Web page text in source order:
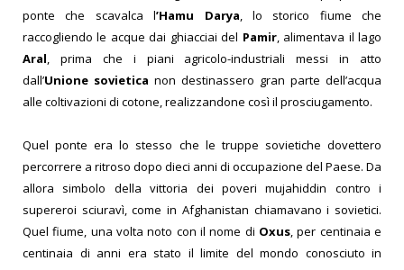
ponte che scavalca l’Hamu Darya, lo storico fiume che
raccogliendo le acque dai ghiacciai del Pamir, alimentava il lago
Aral, prima che i piani agricolo-industriali messi in atto
dall’Unione sovietica non destinassero gran parte dell’acqua
alle coltivazioni di cotone, realizzandone così il prosciugamento.
Quel ponte era lo stesso che le truppe sovietiche dovettero
percorrere a ritroso dopo dieci anni di occupazione del Paese. Da
allora simbolo della vittoria dei poveri mujahiddin contro i
supereroi sciuravì, come in Afghanistan chiamavano i sovietici.
Quel fiume, una volta noto con il nome di Oxus, per centinaia e
centinaia di anni era stato il limite del mondo conosciuto in